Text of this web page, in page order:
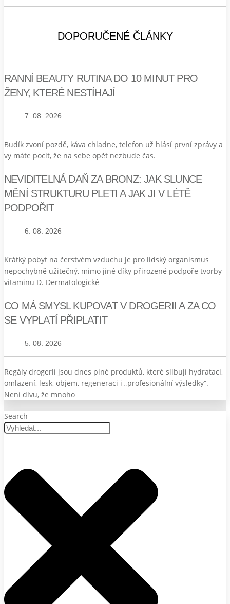
DOPORUČENÉ ČLÁNKY
RANNÍ BEAUTY RUTINA DO 10 MINUT PRO
ŽENY, KTERÉ NESTÍHAJÍ
7. 08. 2026
Budík zvoní pozdě, káva chladne, telefon už hlásí první zprávy a
vy máte pocit, že na sebe opět nezbude čas.
NEVIDITELNÁ DAŇ ZA BRONZ: JAK SLUNCE
MĚNÍ STRUKTURU PLETI A JAK JI V LÉTĚ
PODPOŘIT
6. 08. 2026
Krátký pobyt na čerstvém vzduchu je pro lidský organismus
nepochybně užitečný, mimo jiné díky přirozené podpoře tvorby
vitaminu D. Dermatologické
CO MÁ SMYSL KUPOVAT V DROGERII A ZA CO
SE VYPLATÍ PŘIPLATIT
5. 08. 2026
Regály drogerií jsou dnes plné produktů, které slibují hydrataci,
omlazení, lesk, objem, regeneraci i „profesionální výsledky“.
Není divu, že mnoho
Search